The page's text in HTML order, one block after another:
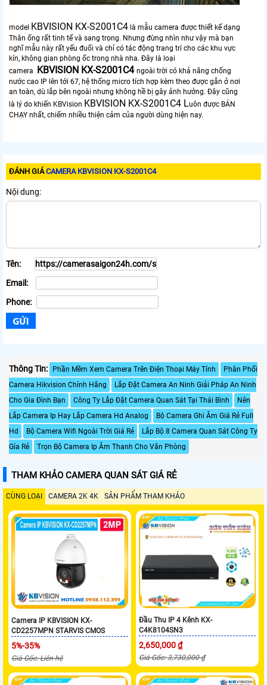
model KBVISION KX-S2001C4 là mẫu camera được thiết kế dạng
Thân ống rất tinh tế và sang trọng. Nhưng đừng nhìn như vậy mà bạn
nghĩ mẫu này rất yếu đuối và chỉ có tác động trang trí cho các khu vực
kín, không gian phòng ốc trong nhà nha. Đây là loại
camera
KBVISION KX-S2001C4 ngoài trời có khả năng chống
nước cao IP lên tới 67, hệ thống micro tích hợp kèm theo được gắn ở nơi
an toàn, dù lắp bên ngoài nhưng không hề bị gây ảnh hưởng. Đây cũng
là lý do khiến KBVision KBVISION KX-S2001C4 Luôn được BÁN
CHẠY nhất, chiếm nhiều thiện cảm của người dùng hiện nay.
ĐÁNH GIÁCAMERA KBVISION KX-S2001C4
Nội dung:
Tên:
Email:
Phone:
Thông Tin: Phần Mềm Xem Camera Trên Điện Thoại Máy Tính
Phân Phối
Camera Hikvision Chính Hãng
Lắp Đặt Camera An Ninh Giải Pháp An Ninh
Cho Gia Đình Bạn
Công Ty Lắp Đặt Camera Quan Sát Tại Thái Bình
Nên
Lắp Camera Ip Hay Lắp Camera Hd Analog
Bộ Camera Ghi Âm Giá Rẻ Full
Hd
Bộ Camera Wifi Ngoài Trời Giá Rẻ
Lắp Bộ 8 Camera Quan Sát Công Ty
Gía Rẻ
Trọn Bộ Camera Ip Âm Thanh Cho Văn Phòng
THAM KHẢO CAMERA QUAN SÁT GIÁ RẺ
CÙNG LOẠI CAMERA 2K 4K SẢN PHẨM THAM KHẢO
Camera IP KBVISION KX-
CD2257MPN STARVIS CMOS
5%-35%
Giá Gốc: Liên hệ
Đầu Thu IP 4 Kênh KX-
C4K8104SN3
2,650,000 ₫
Giá Gốc: 3,730,000 ₫